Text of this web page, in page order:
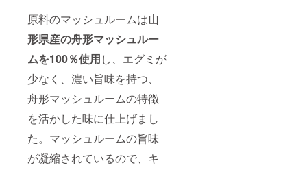
原料のマッシュルームは山
形県産の舟形マッシュルー
ムを100％使用し、エグミが
少なく、濃い旨味を持つ、
舟形マッシュルームの特徴
を活かした味に仕上げまし
た。マッシュルームの旨味
が凝縮されているので、キ